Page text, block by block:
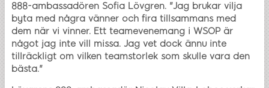
888-ambassadören Sofia Lövgren. "Jag brukar vilja
byta med några vänner och fira tillsammans med
dem när vi vinner. Ett teamevenemang i WSOP är
något jag inte vill missa. Jag vet dock ännu inte
tillräckligt om vilken teamstorlek som skulle vara den
bästa."